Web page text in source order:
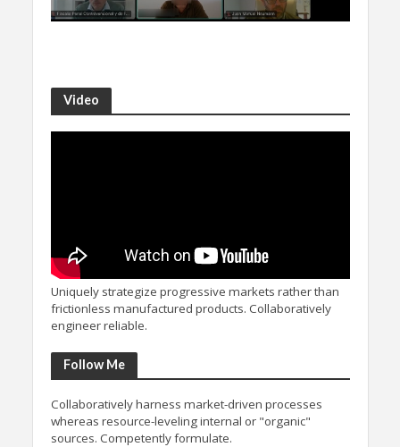
Video
Uniquely strategize progressive markets rather than
frictionless manufactured products. Collaboratively
engineer reliable.
Follow Me
Collaboratively harness market-driven processes
whereas resource-leveling internal or "organic"
sources. Competently formulate.